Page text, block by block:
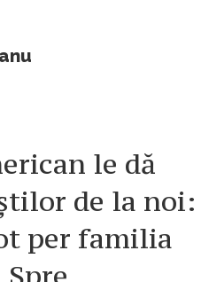
le dă
de la noi:
per familia